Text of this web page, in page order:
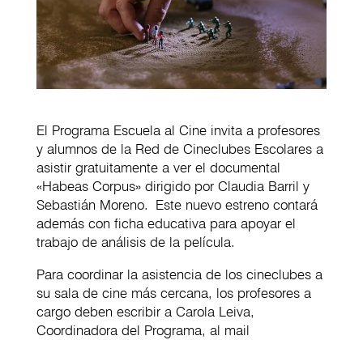
El Programa Escuela al Cine invita a profesores
y alumnos de la Red de Cineclubes Escolares a
asistir gratuitamente a ver el documental
«Habeas Corpus» dirigido por Claudia Barril y
Sebastián Moreno. Este nuevo estreno contará
además con ficha educativa para apoyar el
trabajo de análisis de la película.
Para coordinar la asistencia de los cineclubes a
su sala de cine más cercana, los profesores a
cargo deben escribir a Carola Leiva,
Coordinadora del Programa, al mail